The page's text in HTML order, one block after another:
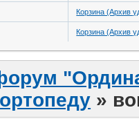
Корзина (Архив
Корзина (Архив
»